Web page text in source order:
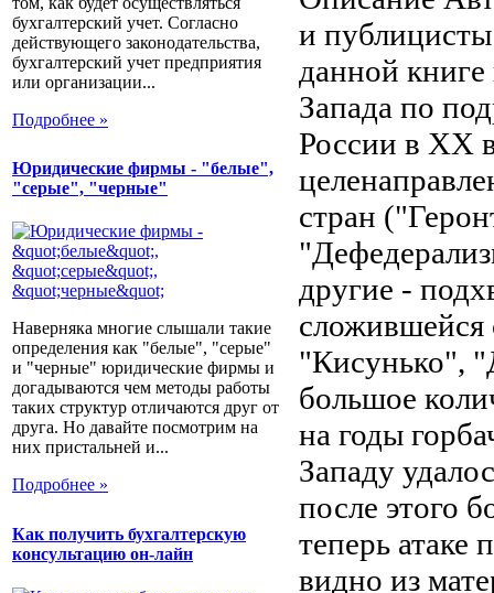
бухгалтерский учет. Согласно
действующего законодательства,
бухгалтерский учет предприятия
или организации...
Подробнее »
Юридические фирмы - "белые",
"серые", "черные"
Наверняка многие слышали такие
определения как "белые", "серые"
и "черные" юридические фирмы и
догадываются чем методы работы
таких структур отличаются друг от
друга. Но давайте посмотрим на
них пристальней и...
Подробнее »
Как получить бухгалтерскую
консультацию он-лайн
и
данной
Запада по
России в XX
стран
другие -
"Кисунько",
большое
на годы
Западу
после этого
теперь атаке
видно из